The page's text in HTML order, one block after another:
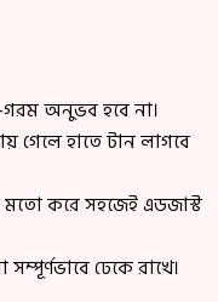
অনুভব হবে না।
গেলে হাতে টান লাগবে
মতো করে সহজেই এডজাস্ট
ঢেকে রাখে।